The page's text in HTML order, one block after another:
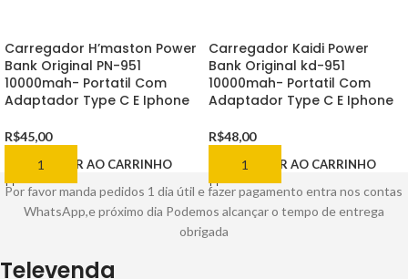
Carregador H’maston Power
Bank Original PN-951
10000mah- Portatil Com
Adaptador Type C E Iphone
R$45,00
ADICIONAR AO CARRINHO
Carregador Kaidi Power
Bank Original kd-951
10000mah- Portatil Com
Adaptador Type C E Iphone
R$48,00
ADICIONAR AO CARRINHO
Por favor manda pedidos 1 dia útil e fazer pagamento entra nos contas
WhatsApp,e próximo dia Podemos alcançar o tempo de entrega
obrigada
Televenda